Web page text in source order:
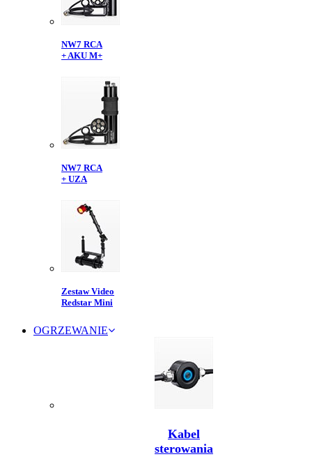
NW7 RCA
+ AKU M+
NW7 RCA
+ UZA
Zestaw Video
Redstar Mini
OGRZEWANIE
Kabel
sterowania